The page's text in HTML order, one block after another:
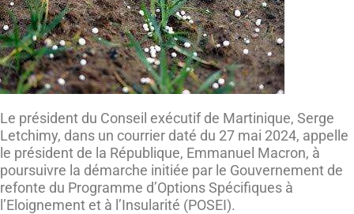
Le président du Conseil exécutif de Martinique, Serge
Letchimy, dans un courrier daté du 27 mai 2024, appelle
le président de la République, Emmanuel Macron, à
poursuivre la démarche initiée par le Gouvernement de
refonte du Programme d’Options Spécifiques à
l’Eloignement et à l’Insularité (POSEI).